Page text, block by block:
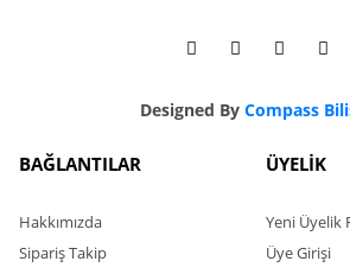
Designed ByCompass
BAĞLANTILAR
Hakkımızda
Sipariş Takip
ÜYELİK
Yeni Üyelik
Üye Girişi